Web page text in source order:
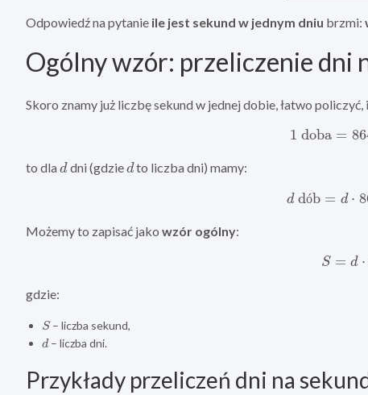
Odpowiedź na pytanie ile jest sekund w jednym dniu brzmi:
Ogólny wzór: przeliczenie dni
Skoro znamy już liczbę sekund w jednej dobie, łatwo
1 doba =
to dla ddni (gdzie dto liczba dni) mamy:
ó
d dób=d⋅
Możemy to zapisać jako wzór ogólny:
S =d⋅
gdzie:
S
– liczba sekund,
d
– liczba dni.
Przykłady przeliczeń dni na